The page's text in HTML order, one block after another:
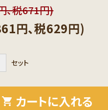
税671円)
円、税629円)
セット
shopping_cart カートに入れる